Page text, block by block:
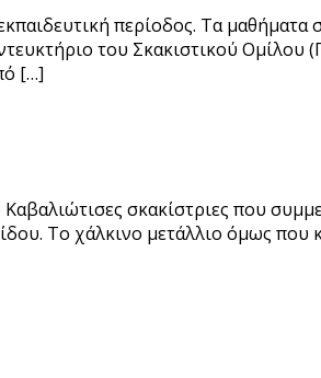
περίοδος. Τα
του Σκακιστικού
[…]
σκακίστριες που
Το χάλκινο μετάλλιο όμως που